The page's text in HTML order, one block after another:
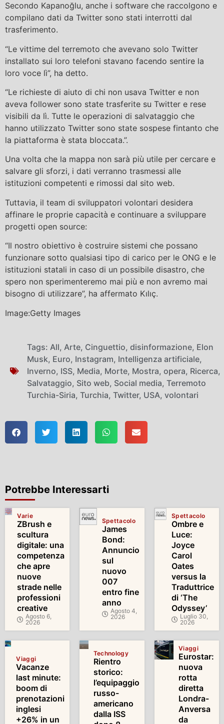
Secondo Kapanoğlu, anche i software che raccolgono e
compilano dati da Twitter sono stati interrotti dal
trasferimento.
“Le vittime del terremoto che avevano solo Twitter
installato sui loro telefoni stavano facendo sentire la
loro voce lì”, ha detto.
“Le richieste di aiuto di chi non usava Twitter e non
aveva follower sono state trasferite su Twitter e rese
visibili da lì. Tutte le operazioni di salvataggio che
hanno utilizzato Twitter sono state sospese fintanto che
la piattaforma è stata bloccata.”.
Una volta che la mappa non sarà più utile per cercare e
salvare gli sforzi, i dati verranno trasmessi alle
istituzioni competenti e rimossi dal sito web.
Tuttavia, il team di sviluppatori volontari desidera
affinare le proprie capacità e continuare a sviluppare
progetti open source:
“Il nostro obiettivo è costruire sistemi che possano
funzionare sotto qualsiasi tipo di carico per le ONG e le
istituzioni statali in caso di un possibile disastro, che
spero non sperimenteremo mai più e non avremo mai
bisogno di utilizzare”, ha affermato Kılıç.
Image:Getty Images
Tags: All, Arte, Cinguettio, disinformazione, Elon
Musk, Euro, Instagram, Intelligenza artificiale,
Inverno, ISS, Media, Morte, Mostra, opera, Ricerca,
Salvataggio, Sito web, Social media, Terremoto
Turchia-Siria, Turchia, Twitter, USA, volontari
Potrebbe Interessarti
Varie
ZBrush e
scultura
digitale: una
competenza
che apre
nuove
strade nelle
professioni
creative
Agosto 6,
2026
Spettacolo
James
Bond:
Annuncio
sul
nuovo
007
entro fine
anno
Agosto 4,
2026
Spettacolo
Ombre e
Luce:
Joyce
Carol
Oates
versus la
Traduttrice
di ‘The
Odyssey’
Luglio 30,
2026
Viaggi
Vacanze
last minute:
boom di
prenotazioni
inglesi
+26% in un
Technology
Rientro
storico:
l’equipaggio
russo-
americano
dalla ISS
Viaggi
Eurostar:
nuova
rotta
diretta
Londra-
Anversa
da